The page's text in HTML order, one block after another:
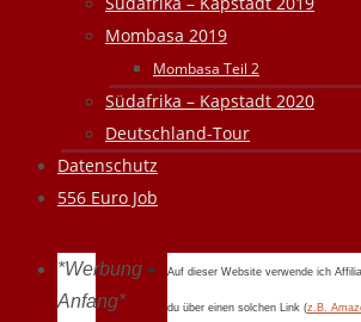
Mombasa 2019
Mombasa Teil 2
Südafrika – Kapstadt 2020
Deutschland-Tour
Datenschutz
556 Euro Job
*Werbung
Anfang*
Auf dieser Website verwende ich
du über einen solchen Link (z.B.